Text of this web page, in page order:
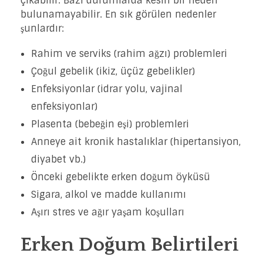
bulunamayabilir. En sık görülen nedenler
şunlardır:
Rahim ve serviks (rahim ağzı) problemleri
Çoğul gebelik (ikiz, üçüz gebelikler)
Enfeksiyonlar (idrar yolu, vajinal
enfeksiyonlar)
Plasenta (bebeğin eşi) problemleri
Anneye ait kronik hastalıklar (hipertansiyon,
diyabet vb.)
Önceki gebelikte erken doğum öyküsü
Sigara, alkol ve madde kullanımı
Aşırı stres ve ağır yaşam koşulları
Erken Doğum Belirtileri